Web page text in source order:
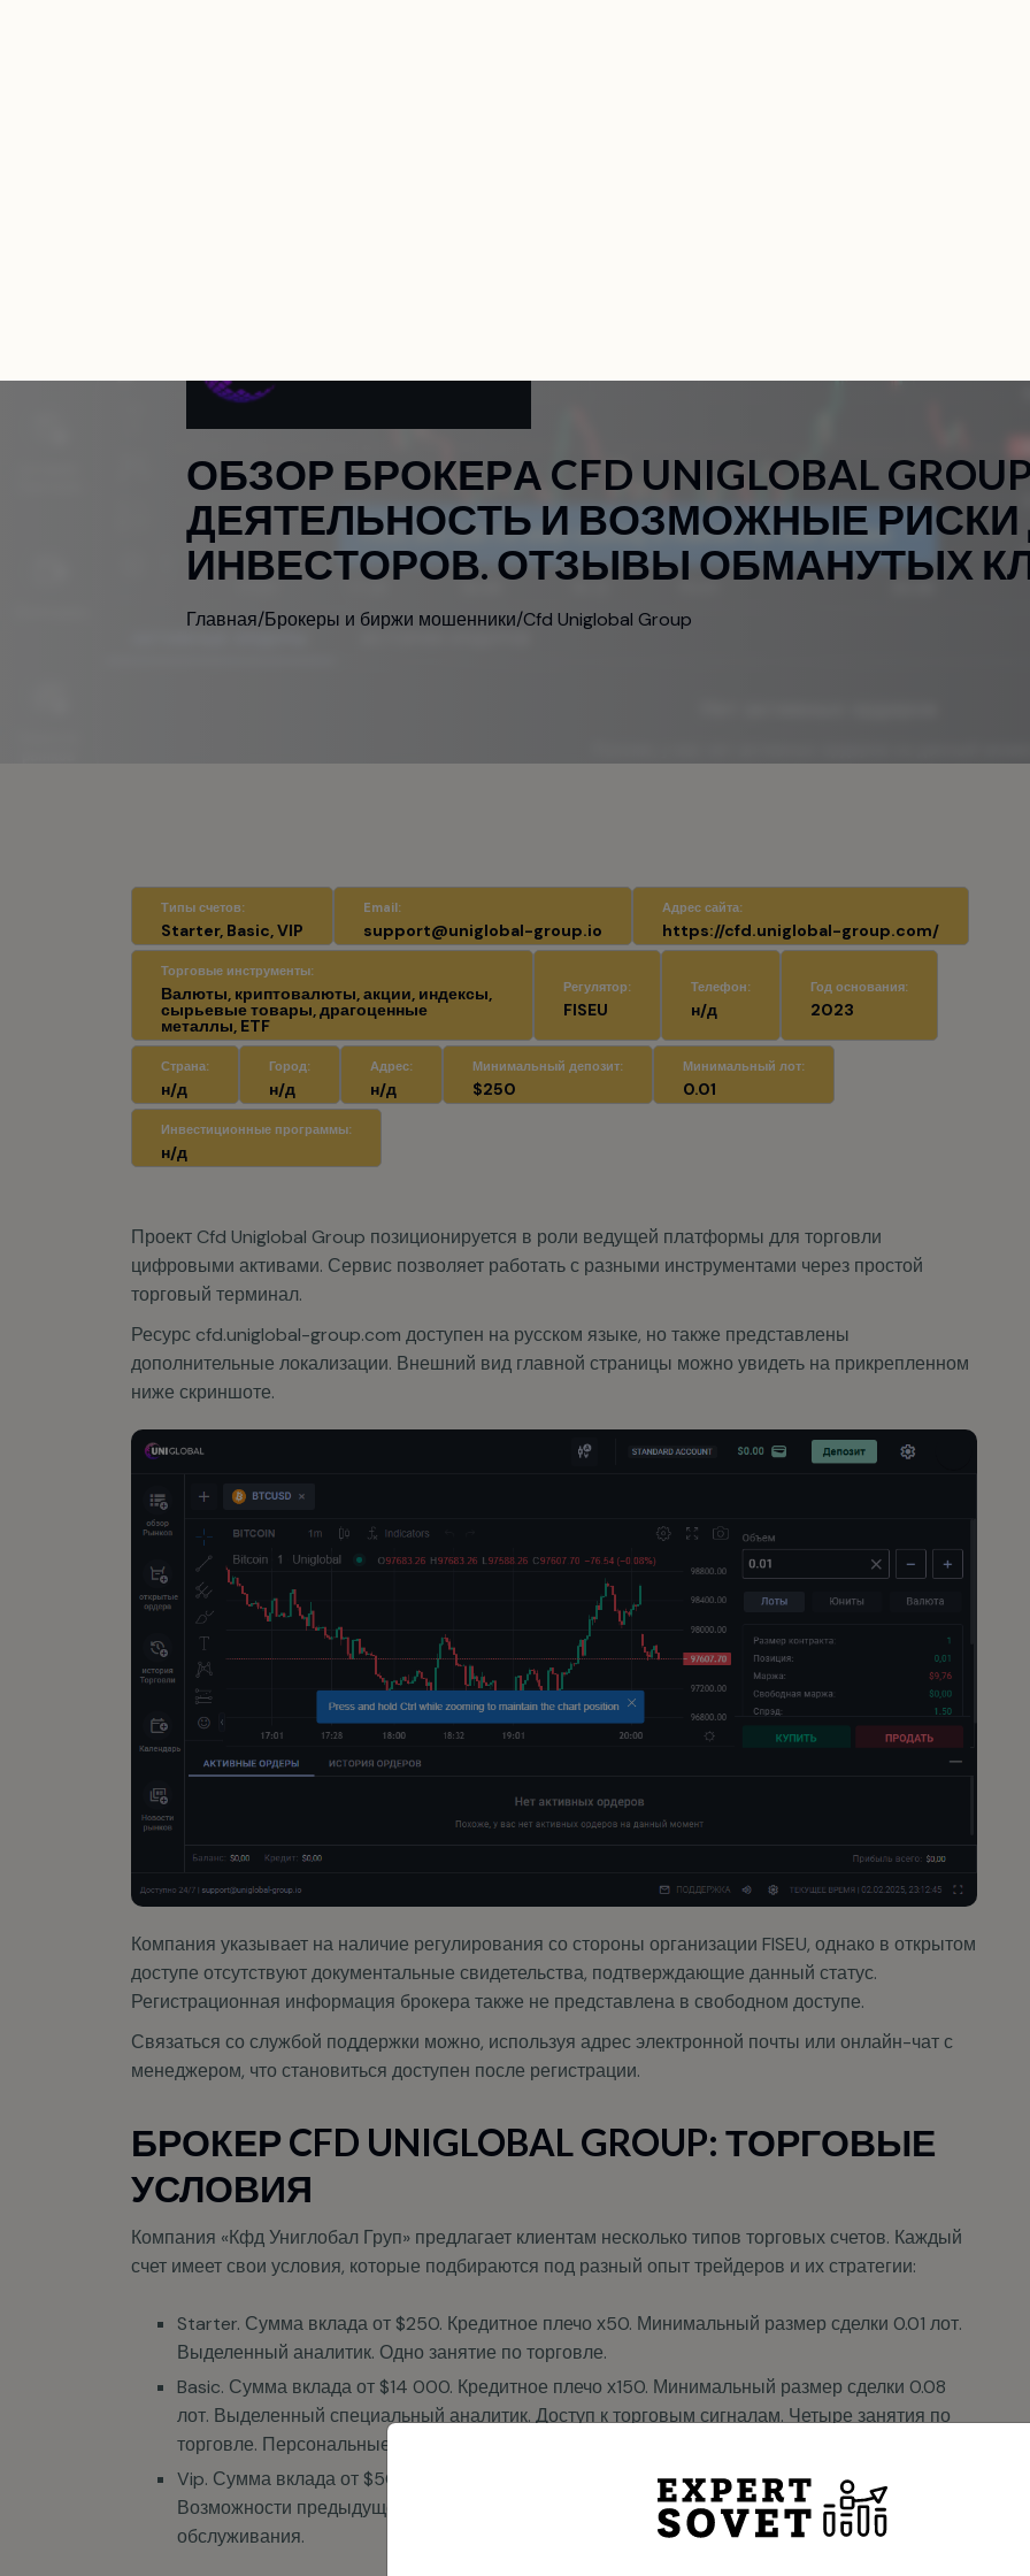
ОБЗОРБРОКЕРАCFDUNIGLOBALGROU
ДЕЯТЕЛЬНОСТЬ И
ИНВЕС ТОРОВ.ОТЗЫВЫОБМАНУТЫХК
Главная Брокеры и биржи мошенники/Cfd Uniglobal Group
Телефон:
н/д 2023
Страна:
н/д
FISEU
н/д н/д
Минимальный депозит: Минимальный лот:
0.01
Торговые инструменты:
Валюты, криптовалюты, акции, индексы,
сырьевые товары, драгоценные
металлы, ETF
Инвестиционные программы:
н/д
Проект Cfd Uniglobal Group позиционируется в роли ведущей платформы для торговли
Ресурс cfd.uniglobal-group.com доступен на русском языке, но также представлены
дополнительные локализации. Внешний вид главной страницы можно увидеть на прикрепленном
Компания указывает на наличие регулирования со стороны организации FISEU, однако в открытом
доступе отсутствуют документальные свидетельства, подтверждающие данный статус.
Связаться со службой поддержки можно, используя адрес электронной почты или онлайн-чат с
менеджером, что становиться доступен после регистрации.
БРОКЕР CFD UNIGLOBAL GROUP: ТОРГОВЫЕ
Компания «Кфд Униглобал Груп» предлагает клиентам несколько типов торговых счетов. Каждый
счет имеет свои условия, которые подбираются под разный опыт трейдеров и их стратегии:
Starter. Сумма вклада от $250. Кредитное плечо х50. Минимальный размер сделки 0.01 лот.
Выделенный аналитик. Одно занятие по торговле.
лот. Выделенный специальный аналитик. Доступ к торговым сигналам. Четыре занятия по
торговле. Персональные приглашения на мероприятия.
Vip. Сумма вклада от $50 000. Кредитное плечо х500. Минимальный размер сделки 0.15 лот.
Возможности предыдущего тарифа. Восемь занятий по торговле. Высокий приоритет
обслуживания.
Перед открытием реального торгового счета клиенты имеют возможность создать демо-аккаунт.
Это позволяет ознакомиться с функционалом платформы без финансовых рисков и отработать
ПРОБЛЕМЫ С
CFD UNIGLOBAL GROUP?
Cfd Uniglobal Group не выполняет обязательства или не возвращает
средства? Заполните форму — мы оперативно составим персональный план